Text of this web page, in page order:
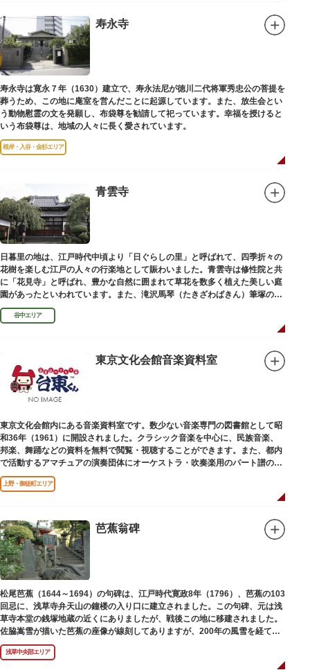
寿永寺
寿永寺は寛永７年（1630）建立で、寿永法尼が徳川二代将軍秀忠公の菩提を
葬うため、この地に庵室を営んだことに起源しています。また、放生会とい
う動物慰霊の文を発願し、布袋尊を勧請して祀っています。幸福を授けると
いう布袋尊は、地域の人々に長く愛されています。
根岸・入谷・金杉エリア
青雲寺
日暮里の地は、江戸時代中頃より「日ぐらしの里」と呼ばれて、四季折々の
花樹を楽しむ江戸の人々の行楽地として賑わいました。青雲寺は修性院と共
に「花見寺」と呼ばれ、豊かな自然に囲まれて草花を数多く植えた美しい庭
園があったといわれています。また、滝沢馬琴（たきざわばきん）筆塚の碑
があります。
谷中エリア
東京文化会館音楽資料室
東京文化会館内にある音楽資料室です。数少ない音楽専門の図書館として昭
和36年（1961）に開設されました。クラシック音楽を中心に、民族音楽、
邦楽、舞踊などの資料を無料で閲覧・視聴することができます。また、都内
で活動するアマチュアの演奏団体にオーケストラ・吹奏楽用のパート譜の館
外貸出も行っています。
上野・御徒町エリア
芭蕉翁碑
松尾芭蕉（1644～1694）の句碑は、江戸時代寛政8年（1796）、芭蕉の103
回忌に、浅草寺弁天山の鐘楼の入り口に建立されました。この句碑、元は浅
草寺本堂の銭塚地蔵の近くにありましたが、戦後この地に移建されました。
佐脇嵩雪が描いた芭蕉の座像が線刻してありますが、200年の風雪を経て、
碑石も欠損し、碑面の判読も困難となっています。
浅草中央部エリア